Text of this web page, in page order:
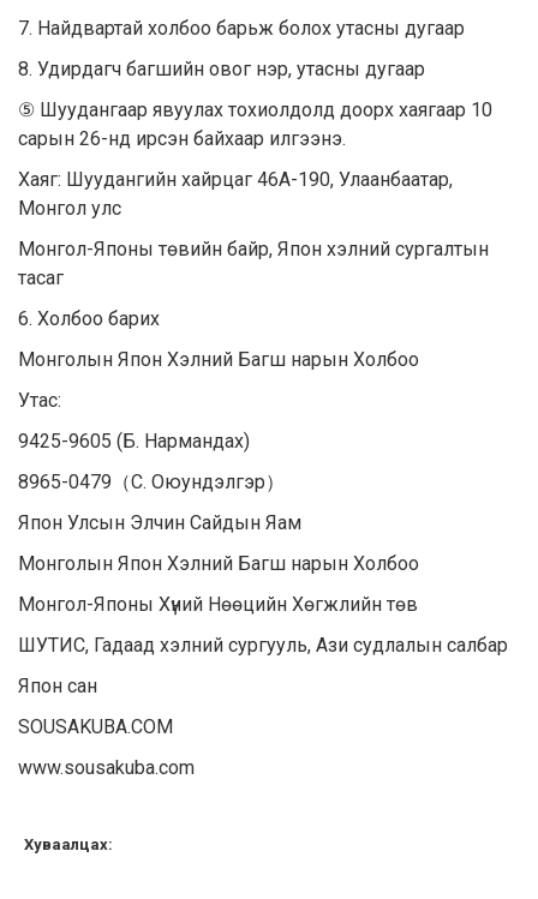
7. Найдвартай холбоо барьж болох утасны дугаар
8. Удирдагч багшийн овог нэр, утасны дугаар
⑤ Шуудангаар явуулах тохиолдолд доорх хаягаар 10
сарын 26-нд ирсэн байхаар илгээнэ.
Хаяг: Шуудангийн хайрцаг 46А-190, Улаанбаатар,
Монгол улс
Монгол-Японы төвийн байр, Япон хэлний сургалтын
тасаг
6. Холбоо барих
Монголын Япон Хэлний Багш нарын Холбоо
Утас:
9425-9605 (Б. Нармандах)
8965-0479（С. Оюундэлгэр）
Япон Улсын Элчин Сайдын Яам
Монголын Япон Хэлний Багш нарын Холбоо
Монгол-Японы Хүний Нөөцийн Хөгжлийн төв
ШУТИС, Гадаад хэлний сургууль, Ази судлалын салбар
Япон сан
SOUSAKUBA.COM
www.sousakuba.com
Хуваалцах: